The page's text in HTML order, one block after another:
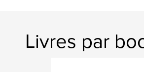
Livres par